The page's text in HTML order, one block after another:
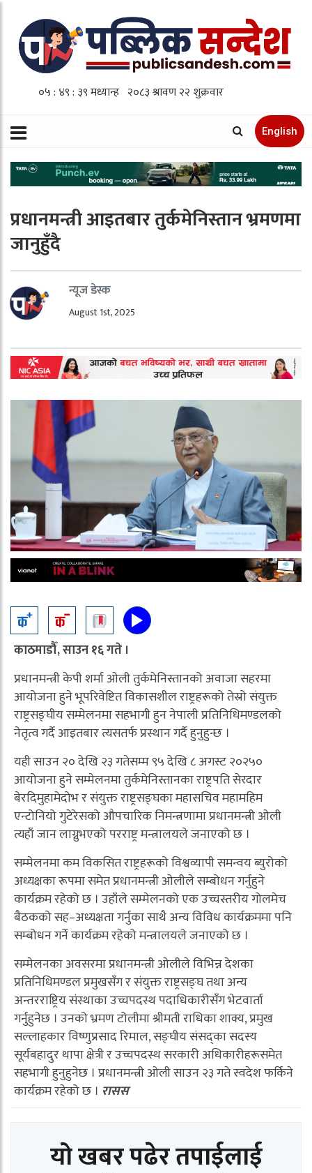
English
प्रधानमन्त्री आइतबार तुर्कमेनिस्तान भ्रमणमा
जानुहुँदै
न्यूज डेस्क
August 1st, 2025
काठमाडौँ, साउन १६ गते ।
प्रधानमन्त्री केपी शर्मा ओली तुर्कमेनिस्तानको अवाजा सहरमा
आयोजना हुने भूपरिवेष्टित विकासशील राष्ट्रहरूको तेस्रो संयुक्त
राष्ट्रसङ्घीय सम्मेलनमा सहभागी हुन नेपाली प्रतिनिधिमण्डलको
नेतृत्व गर्दै आइतबार त्यसतर्फ प्रस्थान गर्दै हुनुहुन्छ ।
यही साउन २० देखि २३ गतेसम्म ९५ देखि ८ अगस्ट २०२५०
आयोजना हुने सम्मेलनमा तुर्कमेनिस्तानका राष्ट्रपति सेरदार
बेरदिमुहामेदोभ र संयुक्त राष्ट्रसङ्घका महासचिव महामहिम
एन्टोनियो गुटेरेसको औपचारिक निमन्त्रणामा प्रधानमन्त्री ओली
त्यहाँ जान लाग्नुभएको परराष्ट्र मन्त्रालयले जनाएको छ ।
सम्मेलनमा कम विकसित राष्ट्रहरूको विश्वव्यापी समन्वय ब्युरोको
अध्यक्षका रूपमा समेत प्रधानमन्त्री ओलीले सम्बोधन गर्नुहुने
कार्यक्रम रहेको छ । उहाँले सम्मेलनको एक उच्चस्तरीय गोलमेच
बैठकको सह–अध्यक्षता गर्नुका साथै अन्य विविध कार्यक्रममा पनि
सम्बोधन गर्ने कार्यक्रम रहेको मन्त्रालयले जनाएको छ ।
सम्मेलनका अवसरमा प्रधानमन्त्री ओलीले विभिन्न देशका
प्रतिनिधिमण्डल प्रमुखसँग र संयुक्त राष्ट्रसङ्घ तथा अन्य
अन्तरराष्ट्रिय संस्थाका उच्चपदस्थ पदाधिकारीसँग भेटवार्ता
गर्नुहुनेछ । उनको भ्रमण टोलीमा श्रीमती राधिका शाक्य, प्रमुख
सल्लाहकार विष्णुप्रसाद रिमाल, सङ्घीय संसद्का सदस्य
सूर्यबहादुर थापा क्षेत्री र उच्चपदस्थ सरकारी अधिकारीहरूसमेत
सहभागी हुनुहुनेछ । प्रधानमन्त्री ओली साउन २३ गते स्वदेश फर्किने
कार्यक्रम रहेको छ । रासस
यो खबर पढेर तपाईलाई